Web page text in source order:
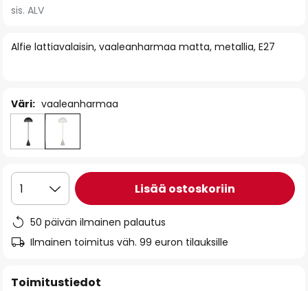
the
ofAlfie lattiavalaisin, vaaleanharmaa matta, metallia, E27
sis. ALV
Väri: vaaleanharmaa
1 Lisää ostoskoriin
50 päivän ilmainen palautus
Ilmainen toimitus väh. 99 euron tilauksille
Toimitustiedot